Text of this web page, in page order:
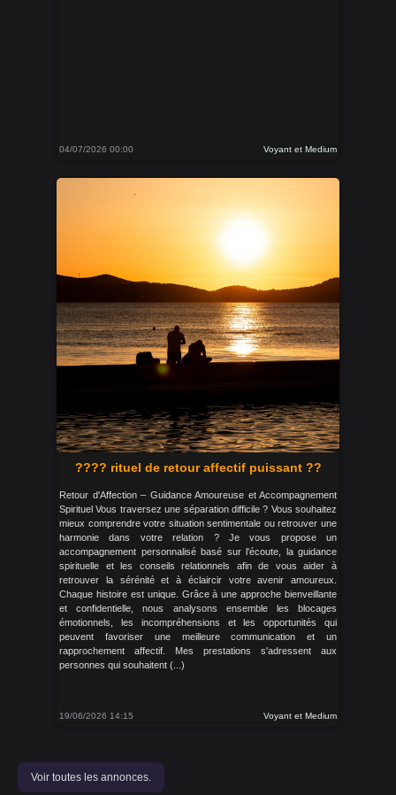
04/07/2026 00:00 Voyant et Medium
???? rituel de retour affectif puissant ??
Retour d'Affection – Guidance Amoureuse et Accompagnement
Spirituel Vous traversez une séparation difficile ? Vous souhaitez
mieux comprendre votre situation sentimentale ou retrouver une
harmonie dans votre relation ? Je vous propose un
accompagnement personnalisé basé sur l'écoute, la guidance
spirituelle et les conseils relationnels afin de vous aider à
retrouver la sérénité et à éclaircir votre avenir amoureux.
Chaque histoire est unique. Grâce à une approche bienveillante
et confidentielle, nous analysons ensemble les blocages
émotionnels, les incompréhensions et les opportunités qui
peuvent favoriser une meilleure communication et un
rapprochement affectif. Mes prestations s'adressent aux
personnes qui souhaitent (...)
19/06/2026 14:15 Voyant et Medium
Voir toutes les annonces.